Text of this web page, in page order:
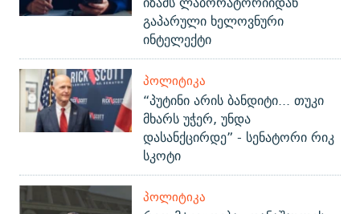
გაპარული ხელოვნური
ინტელექტი
ᲞᲝᲚᲘᲢᲘᲙᲐ
“პუტინი არის ბანდიტი... თუკი
მხარს უჭერ, უნდა
დასანქცირდე” - სენატორი რიკ
სკოტი
ᲞᲝᲚᲘᲢᲘᲙᲐ